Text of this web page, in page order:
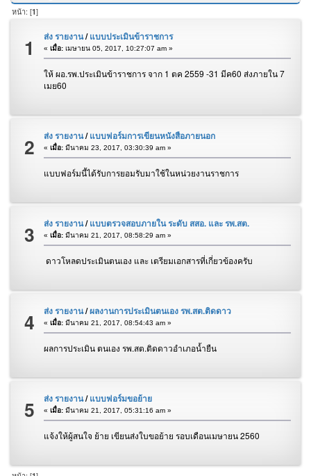
หน้า: [1]
1 ส่ง รายงาน/แบบประเมินข้าราชการ
« เมื่อ:เมษายน 05, 2017, 10:27:07 am »
ให้ ผอ.รพ.ประเมินข้าราชการ จาก 1 ตค 2559 -31 มีค60 ส่งภายใน 7
เมย60
2 ส่ง รายงาน/แบบฟอร์มการเขียนหนังสือภายนอก
« เมื่อ:มีนาคม 23, 2017, 03:30:39 am »
แบบฟอร์มนี้ได้รับการยอมรับมาใช้ในหน่วยงานราชการ
3 ส่ง รายงาน/แบบตรวจสอบภายใน ระดับ สสอ. และ รพ.สต.
« เมื่อ:มีนาคม 21, 2017, 08:58:29 am »
ดาวโหลดประเมินตนเอง และ เตรียมเอกสารที่เกี่ยวข้องครับ
4 ส่ง รายงาน/ผลงานการประเมินตนเอง รพ.สต.ติดดาว
« เมื่อ:มีนาคม 21, 2017, 08:54:43 am »
ผลการประเมิน ตนเอง รพ.สต.ติดดาวอำเภอน้ำยืน
5 ส่ง รายงาน/แบบฟอร์มขอย้าย
« เมื่อ:มีนาคม 21, 2017, 05:31:16 am »
แจ้งให้ผู้สนใจ ย้าย เขียนส่งใบขอย้าย รอบเดือนเมษายน 2560